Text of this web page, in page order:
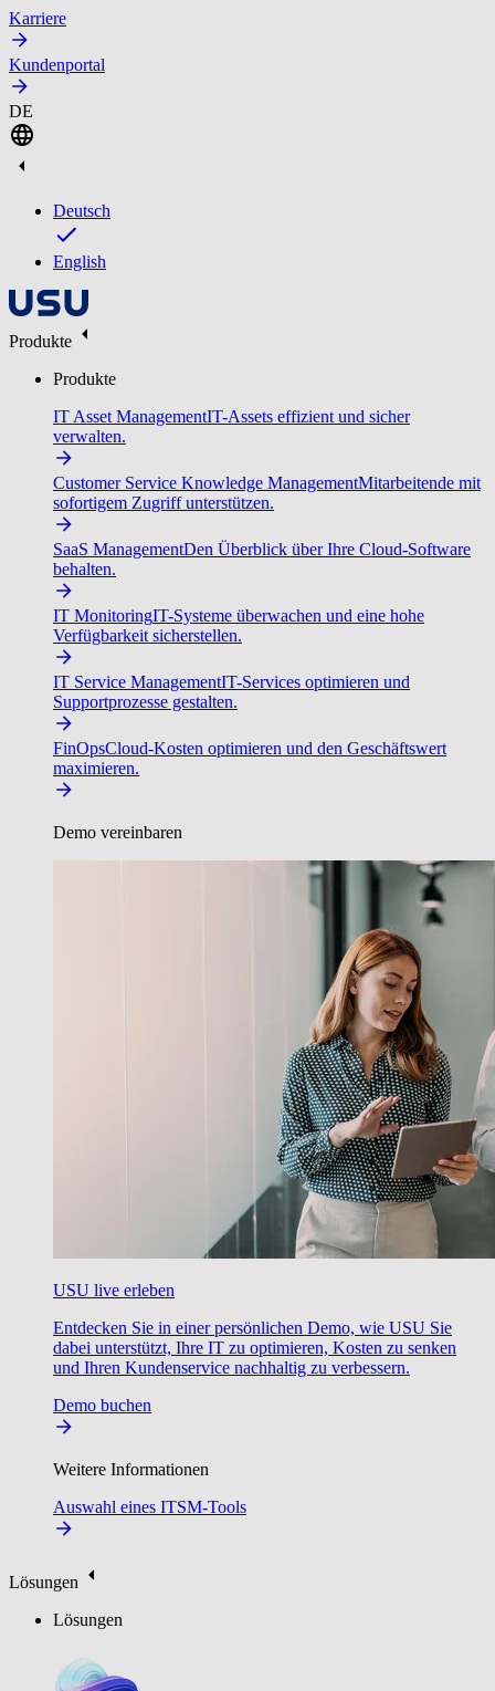
Karriere
Kundenportal
DE
Deutsch
English
Produkte
Produkte
IT Asset ManagementIT-Assets effizient und sicher
verwalten.
Customer Service Knowledge ManagementMitarbeitende mit
sofortigem Zugriff unterstützen.
SaaS ManagementDen Überblick über Ihre Cloud-Software
behalten.
IT MonitoringIT-Systeme überwachen und eine hohe
Verfügbarkeit sicherstellen.
IT Service ManagementIT-Services optimieren und
Supportprozesse gestalten.
FinOpsCloud-Kosten optimieren und den Geschäftswert
maximieren.
Demo vereinbaren
USU live erleben
Entdecken Sie in einer persönlichen Demo, wie USU Sie
dabei unterstützt, Ihre IT zu optimieren, Kosten zu senken
und Ihren Kundenservice nachhaltig zu verbessern.
Demo buchen
Weitere Informationen
Auswahl eines ITSM-Tools
Lösungen
Lösungen